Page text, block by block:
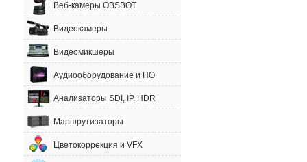
Веб-камеры OBSBOT
Видеокамеры
Видеомикшеры
Аудиооборудование и ПО
Анализаторы SDI, IP, HDR
Маршрутизаторы
Цветокоррекция и VFX